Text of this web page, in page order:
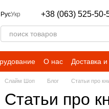
РусУкр +38 (063) 525-50-
О нас Доставка
Слайм Шоп Блог Статьи про
Статьи про